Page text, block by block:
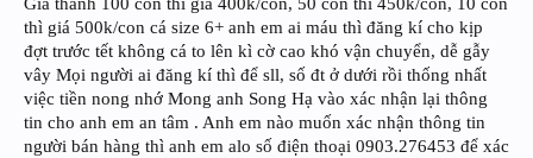
thì giá 500k/con cá size 6+ anh em ai máu thì đăng kí cho kịp
đợt trước tết không cá to lên kì cờ cao khó vận chuyển, dễ gẫy
vây Mọi người ai đăng kí thì để sll, số đt ở dưới rồi thống nhất
việc tiền nong nhớ Mong anh Song Hạ vào xác nhận lại thông
tin cho anh em an tâm . Anh em nào muốn xác nhận thông tin
người bán hàng thì anh em alo số điện thoại 0903.276453 để xác